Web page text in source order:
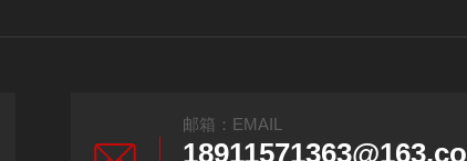
邮箱：EMAIL
18911571363@163.co